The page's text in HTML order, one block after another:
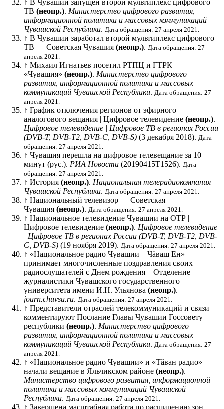
↑ В Чувашии запущен второй мультиплекс цифрового
ТВ (неопр.). Министерство цифрового развития,
информационной политики и массовых коммуникаций
Чувашской Республики. Дата обращения: 27 апреля 2021.
↑ В Чувашии заработал второй мультиплекс цифрового
ТВ — Советская Чувашия (неопр.). Дата обращения: 27
апреля 2021.
↑ Михаил Игнатьев посетил РТПЦ и ГТРК
«Чувашия» (неопр.). Министерство цифрового
развития, информационной политики и массовых
коммуникаций Чувашской Республики. Дата обращения: 27
апреля 2021.
↑ График отключения регионов от эфирного
аналогового вещания | Цифровое телевидение (неопр.).
Цифровое телевидение | Цифровое ТВ в регионах России
(DVB-T, DVB-T2, DVB-C, DVB-S) (3 декабря 2018). Дата
обращения: 27 апреля 2021.
↑ Чувашия перешла на цифровое телевещание за 10
минут (рус.). РИА Новости (20190415T1526). Дата
обращения: 27 апреля 2021.
↑ История (неопр.). Национальная телерадиокомпания
Чувашской Республики. Дата обращения: 27 апреля 2021.
↑ Национальный телевизор — Советская
Чувашия (неопр.). Дата обращения: 27 апреля 2021.
↑ Национальное телевидение Чувашии на ОТР |
Цифровое телевидение (неопр.). Цифровое телевидение
| Цифровое ТВ в регионах России (DVB-T, DVB-T2, DVB-
C, DVB-S) (19 ноября 2019). Дата обращения: 27 апреля 2021.
↑ «Национальное радио Чувашии – Чăваш Ен»
принимает многочисленные поздравления своих
радиослушателей с Днем рождения – Отделение
журналистики Чувашского государственного
университета имени И.Н. Ульянова (неопр.).
journ.chuvsu.ru. Дата обращения: 27 апреля 2021.
↑ Представители отраслей телекоммуникаций и связи
комментируют Послание Главы Чувашии Госсовету
республики (неопр.). Министерство цифрового
развития, информационной политики и массовых
коммуникаций Чувашской Республики. Дата обращения: 27
апреля 2021.
↑ «Национальное радио Чувашии» и «Тăван радио»
начали вещание в Яльчикском районе (неопр.).
Министерство цифрового развития, информационной
политики и массовых коммуникаций Чувашской
Республики. Дата обращения: 27 апреля 2021.